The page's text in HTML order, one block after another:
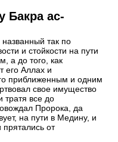
Бакра ас-
так по
и стойкости на пути
а до того, как
его Аллах и
приближенным и одним
свое имущество
тратя все до
Пророка, да
на пути в Медину, и
от